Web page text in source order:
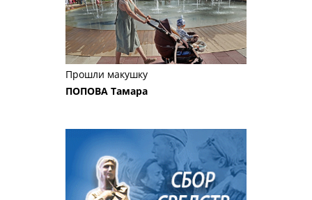
Прошли макушку
ПОПОВА Тамара